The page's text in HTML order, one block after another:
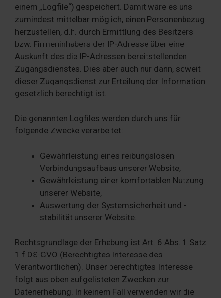
einem „Logfile“) gespeichert. Damit wäre es uns
zumindest mittelbar möglich, einen Personenbezug
herzustellen, d.h. durch Ermittlung des Besitzers
bzw. Firmeninhabers der IP-Adresse über eine
Auskunft des die IP-Adressen bereitstellenden
Zugangsdienstes. Dies aber auch nur dann, soweit
dieser Zugangsdienst zur Erteilung der Information
gesetzlich berechtigt ist.
Die genannten Logfiles werden durch uns für
folgende Zwecke verarbeitet:
Gewährleistung eines reibungslosen
Verbindungsaufbaus unserer Website,
Gewährleistung einer komfortablen Nutzung
unserer Website,
Auswertung der Systemsicherheit und -
stabilität unserer Website.
Rechtsgrundlage der Erhebung ist Art. 6 Abs. 1 Satz
1 f DS-GVO (Berechtigtes Interesse des
Verantwortlichen). Unser berechtigtes Interesse
folgt aus oben aufgelisteten Zwecken zur
Datenerhebung. In keinem Fall verwenden wir die